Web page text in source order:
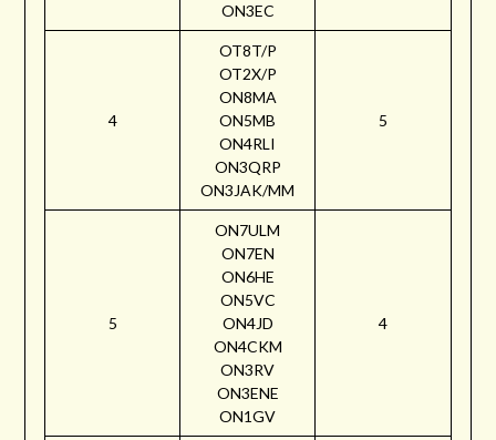
ON3EC
4
OT8T/P
OT2X/P
ON8MA
ON5MB
ON4RLI
ON3QRP
ON3JAK/MM
5
5
ON7ULM
ON7EN
ON6HE
ON5VC
ON4JD
ON4CKM
ON3RV
ON3ENE
ON1GV
4